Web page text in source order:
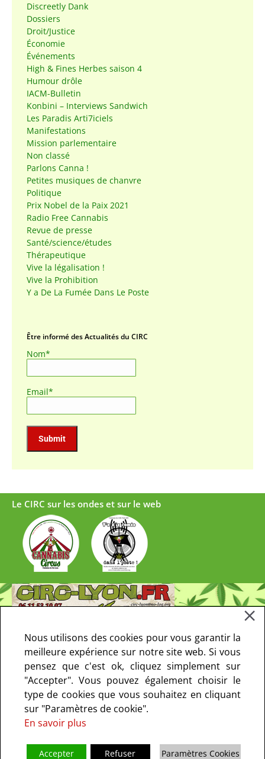
Discreetly Dank
Dossiers
Droit/Justice
Économie
Événements
High & Fines Herbes saison 4
Humour drôle
IACM-Bulletin
Konbini – Interviews Sandwich
Les Paradis Arti7iciels
Manifestations
Mission parlementaire
Non classé
Parlons Canna !
Petites musiques de chanvre
Politique
Prix Nobel de la Paix 2021
Radio Free Cannabis
Revue de presse
Santé/science/études
Thérapeutique
Vive la légalisation !
Vive la Prohibition
Y a De La Fumée Dans Le Poste
Être informé des Actualités du CIRC
Nom*
Email*
Le CIRC sur les ondes et sur le web
Nous utilisons des cookies pour vous garantir la
meilleure expérience sur notre site web. Si vous
pensez que c'est ok, cliquez simplement sur
"Accepter". Vous pouvez également choisir le
type de cookies que vous souhaitez en cliquant
sur "Paramètres de cookie".
En savoir plus
Accepter Refuser Paramètres Cookies